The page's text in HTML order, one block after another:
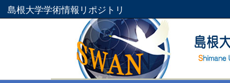
島根大学学術情報リポジトリ